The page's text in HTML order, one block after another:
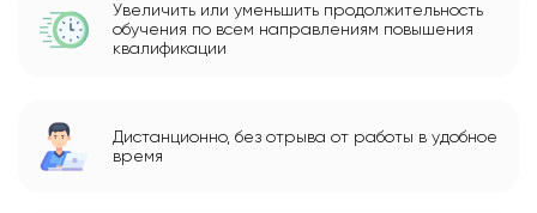
Увеличить или уменьшить продолжительность
обучения по всем направлениям повышения
квалификации
Дистанционно, без отрыва от работы в удобное
время